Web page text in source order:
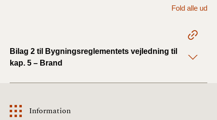
BR18 (1/1 - 30/6
2022)
Fold alle ud
Bilag 2 til Bygningsreglementets vejledning til
kap. 5 – Brand
Information